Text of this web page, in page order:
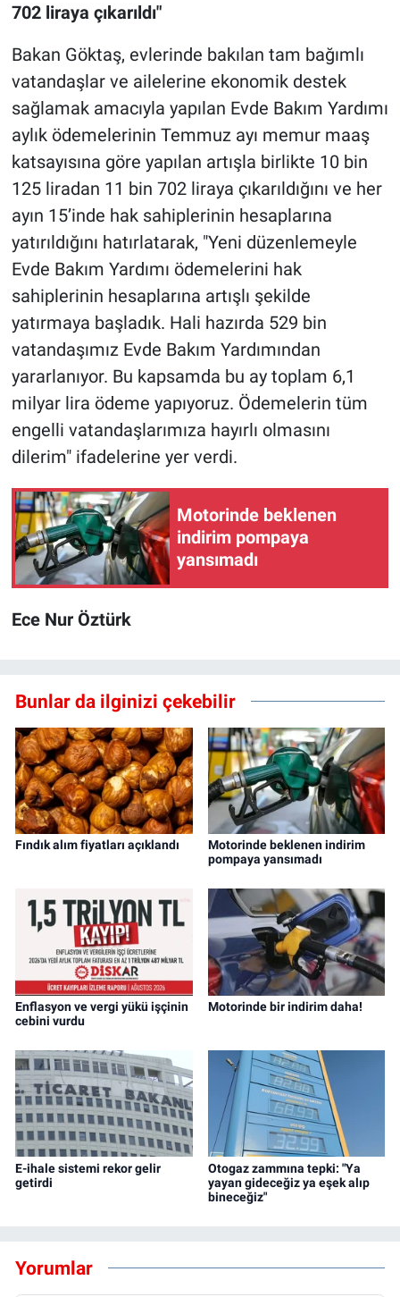
702 liraya çıkarıldı"
Bakan Göktaş, evlerinde bakılan tam bağımlı
vatandaşlar ve ailelerine ekonomik destek
sağlamak amacıyla yapılan Evde Bakım Yardımı
aylık ödemelerinin Temmuz ayı memur maaş
katsayısına göre yapılan artışla birlikte 10 bin
125 liradan 11 bin 702 liraya çıkarıldığını ve her
ayın 15’inde hak sahiplerinin hesaplarına
yatırıldığını hatırlatarak, "Yeni düzenlemeyle
Evde Bakım Yardımı ödemelerini hak
sahiplerinin hesaplarına artışlı şekilde
yatırmaya başladık. Hali hazırda 529 bin
vatandaşımız Evde Bakım Yardımından
yararlanıyor. Bu kapsamda bu ay toplam 6,1
milyar lira ödeme yapıyoruz. Ödemelerin tüm
engelli vatandaşlarımıza hayırlı olmasını
dilerim" ifadelerine yer verdi.
Motorinde beklenen
indirim pompaya
yansımadı
Ece Nur Öztürk
Bunlar da ilginizi çekebilir
Fındık alım fiyatları açıklandı
Motorinde beklenen indirim
pompaya yansımadı
Enflasyon ve vergi yükü işçinin
cebini vurdu
Motorinde bir indirim daha!
E-ihale sistemi rekor gelir
getirdi
Otogaz zammına tepki: "Ya
yayan gideceğiz ya eşek alıp
bineceğiz"
Yorumlar